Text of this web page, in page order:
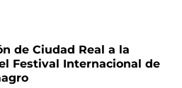
de Ciudad Real a la
Festival Internacional de